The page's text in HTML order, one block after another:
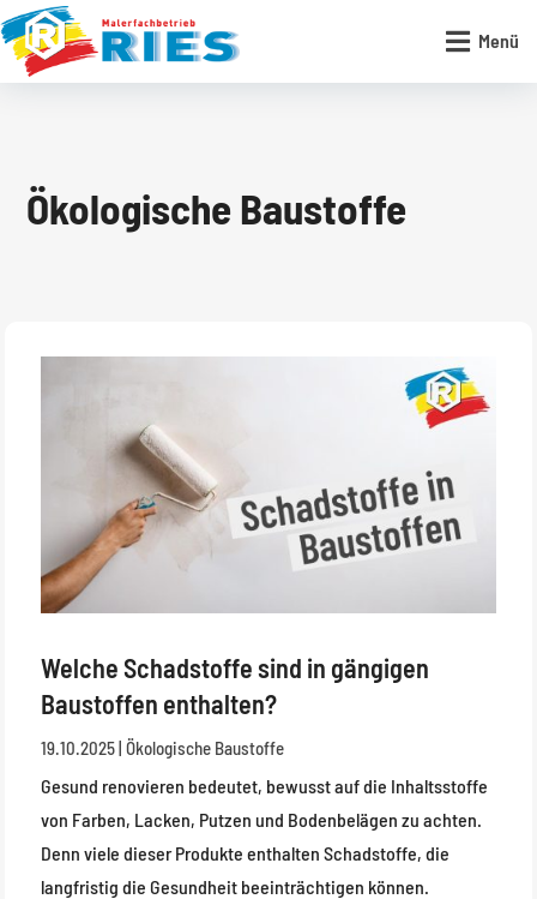
 Menü
Ökologische Baustoffe
Welche Schadstoffe sind in gängigen
Baustoffen enthalten?
19.10.2025|Ökologische Baustoffe
Gesund renovieren bedeutet, bewusst auf die Inhaltsstoffe
von Farben, Lacken, Putzen und Bodenbelägen zu achten.
Denn viele dieser Produkte enthalten Schadstoffe, die
langfristig die Gesundheit beeinträchtigen können.